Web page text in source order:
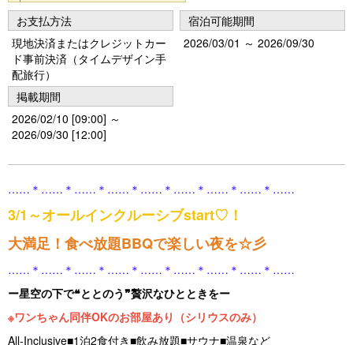
s
お支払方法
現地決済またはクレジットカー
ド事前決済（タイムデザイン手
配旅行）
宿泊可能期間
2026/03/01 ～ 2026/09/30
掲載期間
2026/02/10 [09:00] ～
2026/09/30 [12:00]
……＊……＊……＊……＊……＊……＊……＊……＊……
3/1～オールインクルーシブstart♡！
大満足！食べ放題BBQで楽しい夜を☆彡
……＊……＊……＊……＊……＊……＊……＊……＊……
ー星空の下で❝ととのう❞贅沢なひとときをー
※ワンちゃん同伴OKのお部屋あり（シリウスのみ）
All-Inclusive■1泊2食付き■飲み放題■サウナ■温泉など